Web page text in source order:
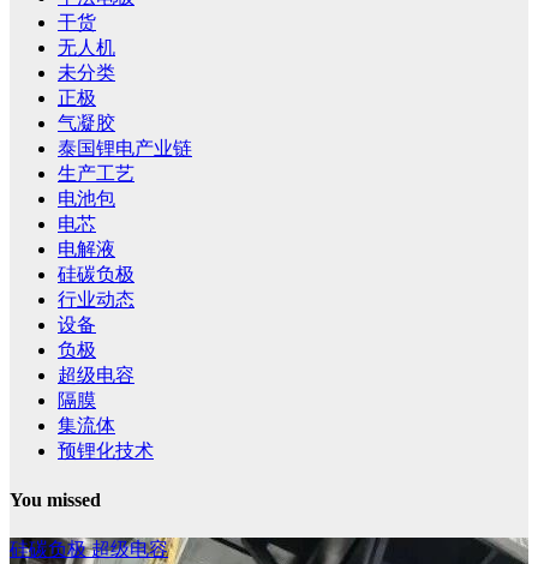
干货
无人机
未分类
正极
气凝胶
泰国锂电产业链
生产工艺
电池包
电芯
电解液
硅碳负极
行业动态
设备
负极
超级电容
隔膜
集流体
预锂化技术
You missed
硅碳负极超级电容